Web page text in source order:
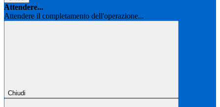
Attendere...
Attendere il completamento dell'operazione...
Chiudi